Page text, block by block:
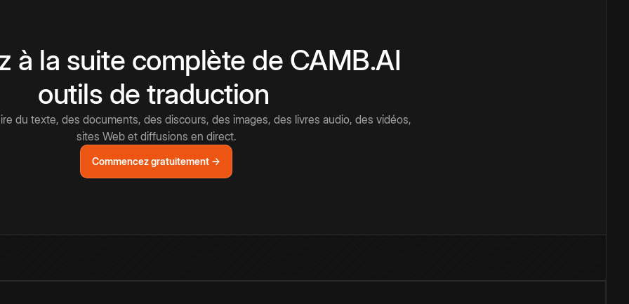
à la suite complète de CAMB.AI
outils de traduction
du texte, des documents, des discours, des images, des livres audio, des vidéos,
sites Web et diffusions en direct.
Commencez gratuitement →